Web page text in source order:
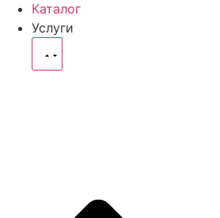
Каталог
Услуги